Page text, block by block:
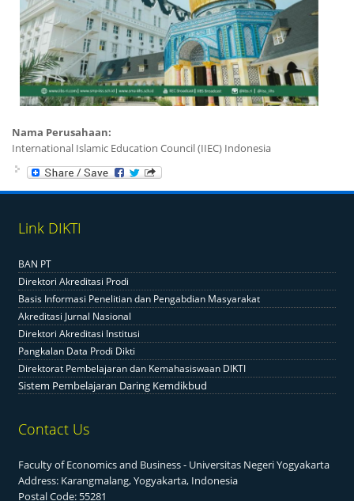
Nama Perusahaan:
International Islamic Education Council (IIEC) Indonesia
Link DIKTI
BAN PT
Direktori Akreditasi Prodi
Basis Informasi Penelitian dan Pengabdian Masyarakat
Akreditasi Jurnal Nasional
Direktori Akreditasi Institusi
Pangkalan Data Prodi Dikti
Direktorat Pembelajaran dan Kemahasiswaan DIKTI
Sistem Pembelajaran Daring Kemdikbud
Contact Us
Faculty of Economics and Business - Universitas Negeri Yogyakarta
Address: Karangmalang, Yogyakarta, Indonesia
Postal Code: 55281